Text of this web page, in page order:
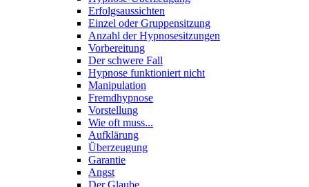
Erfolgsaussichten
Einzel oder Gruppensitzung
Anzahl der Hypnosesitzungen
Vorbereitung
Der schwere Fall
Hypnose funktioniert nicht
Manipulation
Fremdhypnose
Vorstellung
Wie oft muss...
Aufklärung
Überzeugung
Garantie
Angst
Der Glaube